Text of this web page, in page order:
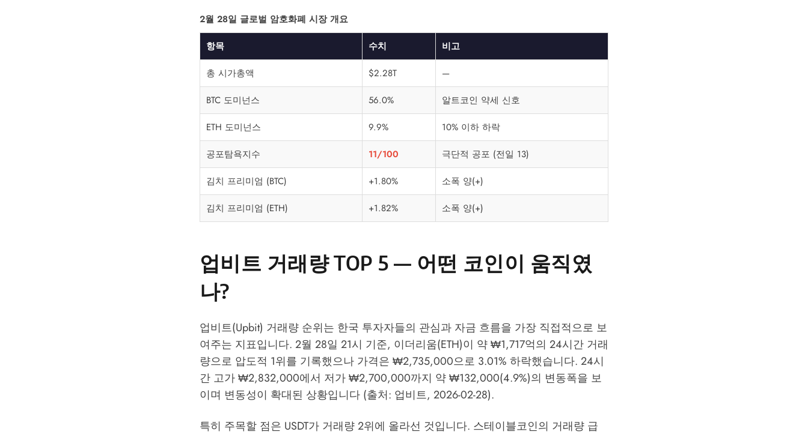
2월 28일 글로벌 암호화폐 시장 개요
항목 수치 비고
총 시가총액 $2.28T —
BTC 도미넌스 56.0% 알트코인 약세 신호
ETH 도미넌스 9.9% 10% 이하 하락
공포탐욕지수 11/100 극단적 공포 (전일 13)
김치 프리미엄 (BTC) +1.80% 소폭 양(+)
김치 프리미엄 (ETH) +1.82% 소폭 양(+)
업비트 거래량 TOP 5 — 어떤 코인이 움직였
나?
업비트(Upbit) 거래량 순위는 한국 투자자들의 관심과 자금 흐름을 가장 직접적으로 보
여주는 지표입니다. 2월 28일 21시 기준, 이더리움(ETH)이 약 ₩1,717억의 24시간 거래
량으로 압도적 1위를 기록했으나 가격은 ₩2,735,000으로 3.01% 하락했습니다. 24시
간 고가 ₩2,832,000에서 저가 ₩2,700,000까지 약 ₩132,000(4.9%)의 변동폭을 보
이며 변동성이 확대된 상황입니다 (출처: 업비트, 2026-02-28).
특히 주목할 점은 USDT가 거래량 2위에 올라선 것입니다. 스테이블코인의 거래량 급